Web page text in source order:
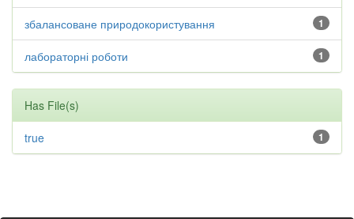
1
збалансоване природокористування
1
лабораторні роботи
Has File(s)
1
true